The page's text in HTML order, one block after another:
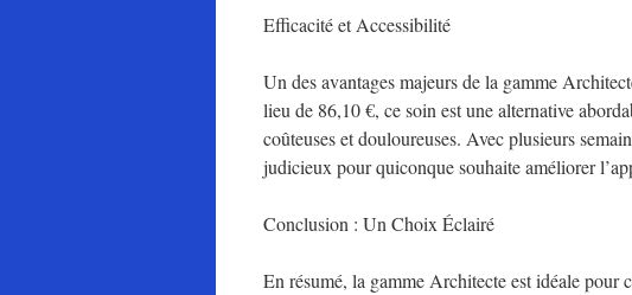
Efficacité et Accessibilité
Un des avantages majeurs de la gamme
lieu de 86,10 €, ce soin est une alternative
coûteuses et douloureuses. Avec plusieurs
judicieux pour quiconque souhaite améliorer
Conclusion : Un Choix Éclairé
En résumé, la gamme Architecte est idéale pour